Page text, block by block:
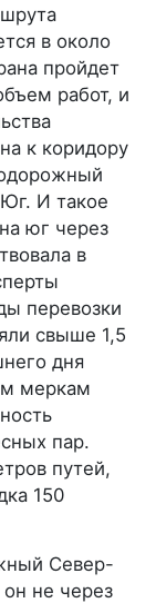
в около
пройдет
работ, и
к коридору
И такое
юг через
в
перевозки
свыше 1,5
дня
меркам
пар.
путей,
150
Север-
не через